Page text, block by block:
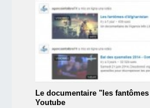
Le documentaire "les
Youtube